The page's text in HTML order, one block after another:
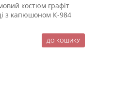
костюм графіт
з капюшоном К-984